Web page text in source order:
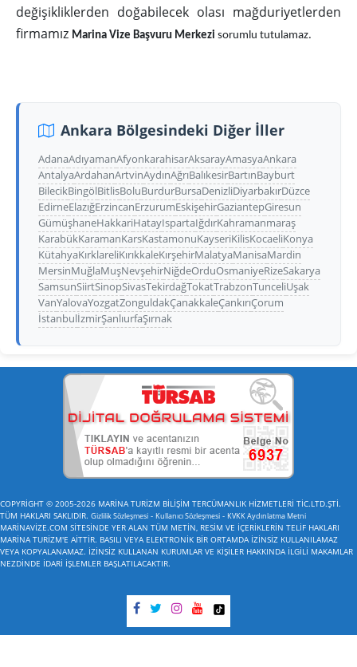
değişikliklerden doğabilecek olası mağduriyetlerden
firmamız Marina Vize Başvuru Merkezi sorumlu tutulamaz.
Ankara Bölgesindeki Diğer İller
AdanaAdıyamanAfyonkarahisarAksarayAmasyaAnkara
AntalyaArdahanArtvinAydınAğrıBalıkesirBartınBayburt
BilecikBingölBitlisBoluBurdurBursaDenizliDiyarbakırDüzce
EdirneElazığErzincanErzurumEskişehirGaziantepGiresun
GümüşhaneHakkariHatayIspartaIğdırKahramanmaraş
KarabükKaramanKarsKastamonuKayseriKilisKocaeliKonya
KütahyaKırklareliKırıkkaleKırşehirMalatyaManisaMardin
MersinMuğlaMuşNevşehirNiğdeOrduOsmaniyeRizeSakarya
SamsunSiirtSinopSivasTekirdağTokatTrabzonTunceliUşak
VanYalovaYozgatZonguldakÇanakkaleÇankırıÇorum
İstanbulİzmirŞanlıurfaŞırnak
COPYRİGHT © 2005-2026 MARİNA TURİZM BİLİŞİM TERCÜMANLIK HİZMETLERİ TİC.LTD.ŞTİ.
TÜM HAKLARI SAKLIDIR. Gizlilik Sözleşmesi - Kullanıcı Sözleşmesi - KVKK Aydınlatma Metni
MARİNAVİZE.COM SİTESİNDE YER ALAN TÜM METİN, RESİM VE İÇERİKLERİN TELİF HAKLARI
MARİNA TURİZM'E AİTTİR. BASILI VEYA ELEKTRONİK BİR ORTAMDA İZİNSİZ KULLANILAMAZ
VEYA KOPYALANAMAZ. İZİNSİZ KULLANAN KURUMLAR VE KİŞİLER HAKKINDA İLGİLİ MAKAMLAR
NEZDİNDE İDARİ İŞLEMLER BAŞLATILACAKTIR.